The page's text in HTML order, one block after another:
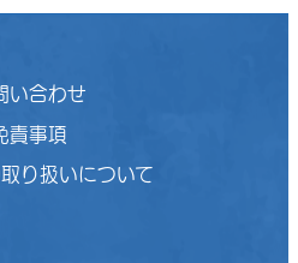
い合わせ
責事項
り扱いについて